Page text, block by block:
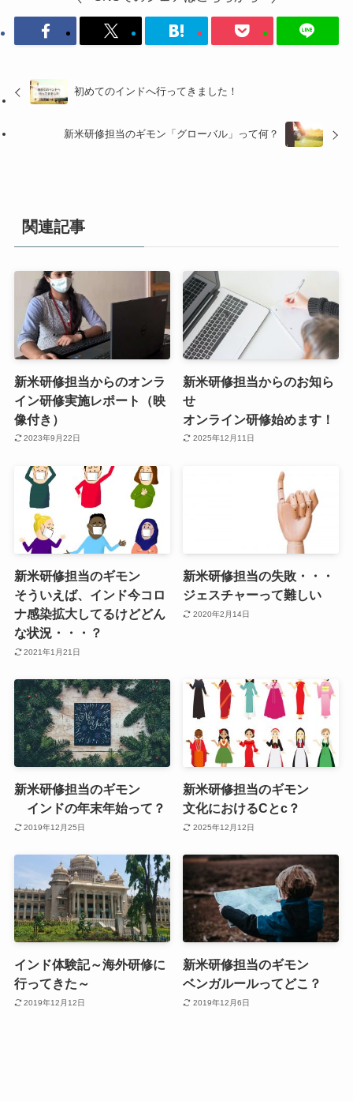
初めてのインドへ行ってきました！
新米研修担当のギモン「グローバル」って何？
関連記事
新米研修担当からのオンラ
イン研修実施レポート（映
像付き）
2023年9月22日
新米研修担当からのお知ら
せ
オンライン研修始めます！
2025年12月11日
新米研修担当のギモン
そういえば、インド今コロ
ナ感染拡大してるけどどん
な状況・・・？
2021年1月21日
新米研修担当の失敗・・・
ジェスチャーって難しい
2020年2月14日
新米研修担当のギモン
インドの年末年始って？
2019年12月25日
新米研修担当のギモン
文化におけるCとc？
2025年12月12日
インド体験記～海外研修に
行ってきた～
2019年12月12日
新米研修担当のギモン
ベンガルールってどこ？
2019年12月6日